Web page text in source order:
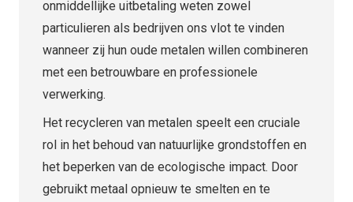
onmiddellijke uitbetaling weten zowel
particulieren als bedrijven ons vlot te vinden
wanneer zij hun oude metalen willen combineren
met een betrouwbare en professionele
verwerking.
Het recycleren van metalen speelt een cruciale
rol in het behoud van natuurlijke grondstoffen en
het beperken van de ecologische impact. Door
gebruikt metaal opnieuw te smelten en te